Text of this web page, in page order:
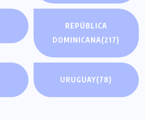
REPÚBLICA
DOMINICANA(217)
URUGUAY(78)